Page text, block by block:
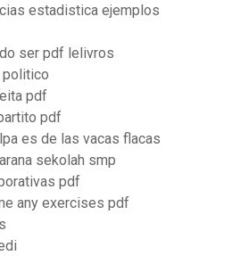
estadistica ejemplos
ser pdf lelivros
politico
pdf
pdf
es de las vacas flacas
sekolah smp
pdf
any exercises pdf